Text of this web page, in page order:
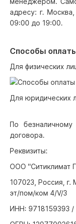
адресу: г.
09:00 до 19:00.
Способы
Для физических
Для юридических
По
договора.
Реквизиты:
ООО "Ситиклимат
107023, Россия, г.
эт/пом/ком 4/V/3
ИНН: 9718159393 /